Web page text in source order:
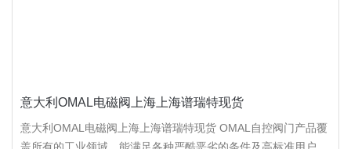
意大利OMAL电磁阀上海上海谱瑞特现货
意大利OMAL电磁阀上海上海谱瑞特现货 OMAL自控阀门产品覆
盖所有的工业领域，能满足各种严酷恶劣的条件及高标准用户的